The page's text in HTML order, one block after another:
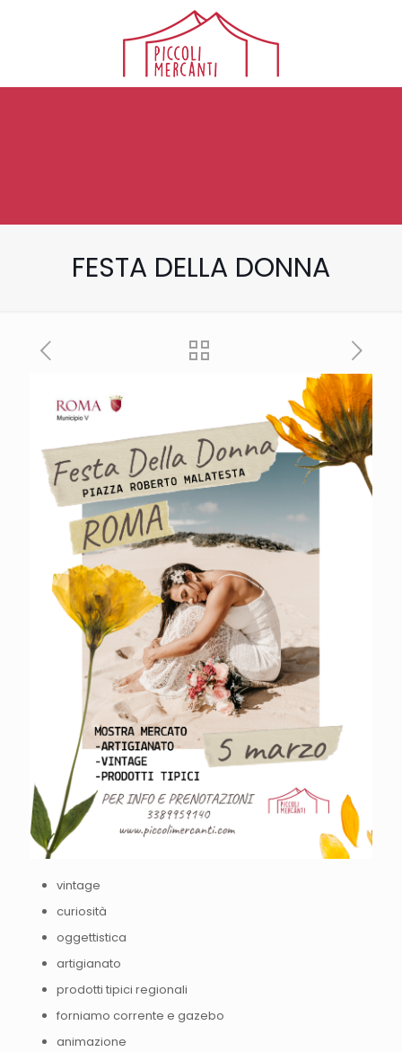
FESTA DELLA DONNA
vintage
curiosità
oggettistica
artigianato
prodotti tipici regionali
forniamo corrente e gazebo
animazione